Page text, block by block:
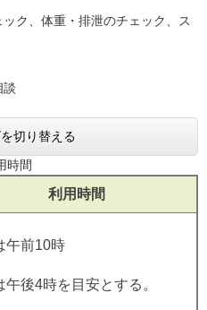
ク、体重・排泄のチェック、ス
談
切り替える
時間
利用時間
午前10時
午後4時を目安とする。